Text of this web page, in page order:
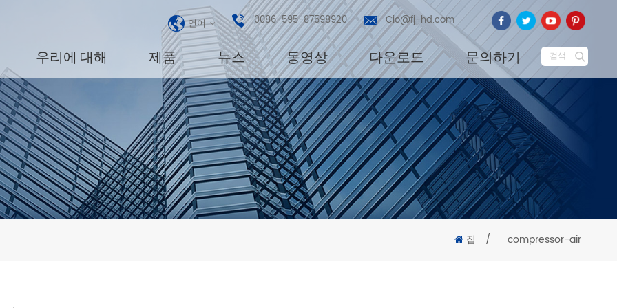
언어 0086-595-87598920 Cio@fj-hd.com
우리에 대해 제품 뉴스 동영상 다운로드 문의하기 검색
집 / compressor-air